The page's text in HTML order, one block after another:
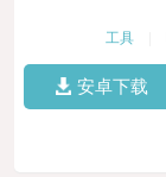
工具
安卓下载